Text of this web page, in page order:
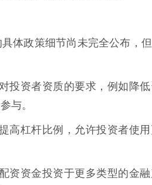
体政策细节尚未完全公布，
投资者资质的要求，例如降
与。
高杠杆比例，允许投资者使
资资金投资于更多类型的金